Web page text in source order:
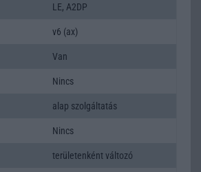
LE, A2DP
v6 (ax)
Van
Nincs
alap szolgáltatás
Nincs
területenként változó